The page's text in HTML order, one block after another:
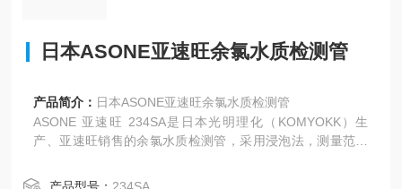
日本ASONE亚速旺余氯水质检测管
产品简介： 日本ASONE亚速旺余氯水质检测管
ASONE 亚速旺 234SA是日本光明理化（KOMYOKK）生
产、亚速旺销售的余氯水质检测管，采用浸泡法，测量范围
业废水的残留氯，操作极简、无需仪器。